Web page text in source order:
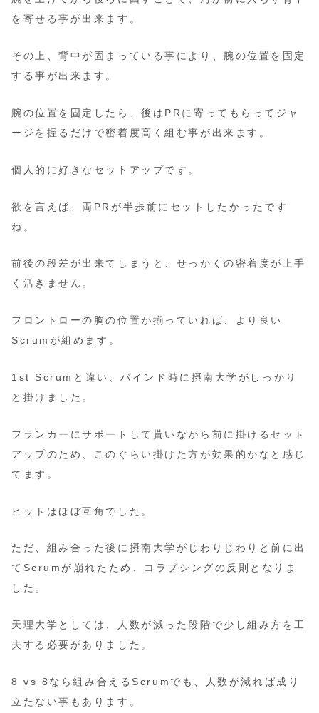
を寄せる事が出来ます。
その上、背中が固まっている事により、腕の位置を固定
する事が出来ます。
腕の位置を固定したら、後はPRに寄ってもらってジャ
ージを握るだけで密着度高く組む事が出来ます。
個人的に好きなセットアップです。
欲を言えば、両PRが半歩前にセットしたかったです
ね。
前後の段差が出来てしまうと、せっかくの密着度が上手
く活きません。
フロントローの胸の位置が揃っていれば、より良い
Scrumが組めます。
1st Scrumと違い、バインド時に摂南大学がしっかり
と掛けました。
フランカーにサポートして貰いながら前に掛けるセット
アップのため、このぐらい掛けた方が効果的かなと感じ
てます。
ヒットはほぼ互角でした。
ただ、組み合った後に摂南大学がじわりじわりと前に出
てScrumが崩れたため、コラプシングの反則となりま
した。
天理大学としては、人数が減った段階で少し組み方を工
夫する必要がありました。
8 vs 8なら組み合えるScrumでも、人数が減れば成り
立たない事もあります。